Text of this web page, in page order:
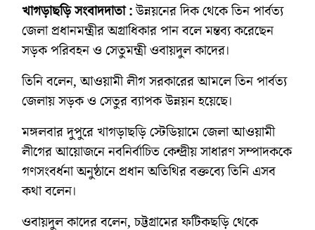
খাগড়াছড়ি সংবাদদাতা :উন্নয়নের দিক থেকে তিন পার্বত্য
জেলা প্রধানমন্ত্রীর অগ্রাধিকার পান বলে মন্তব্য করেছেন
সড়ক পরিবহন ও সেতুমন্ত্রী ওবায়দুল কাদের।
তিনি বলেন, আওয়ামী লীগ সরকারের আমলে তিন পার্বত্য
জেলায় সড়ক ও সেতুর ব্যাপক উন্নয়ন হয়েছে।
মঙ্গলবার দুপুরে খাগড়াছড়ি স্টেডিয়ামে জেলা আওয়ামী
লীগের আয়োজনে নবনির্বাচিত কেন্দ্রীয় সাধারণ সম্পাদককে
গণসংবর্ধনা অনুষ্ঠানে প্রধান অতিথির বক্তব্যে তিনি এসব
কথা বলেন।
ওবায়দুল কাদের বলেন, চট্টগ্রামের ফটিকছড়ি থেকে